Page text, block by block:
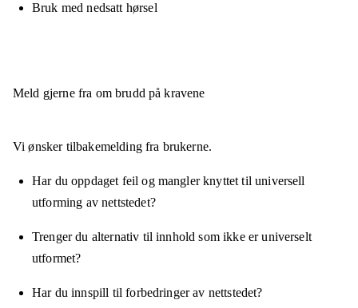
Bruk med nedsatt hørsel
Meld gjerne fra om brudd på kravene
Vi ønsker tilbakemelding fra brukerne.
Har du oppdaget feil og mangler knyttet til universell
utforming av nettstedet?
Trenger du alternativ til innhold som ikke er universelt
utformet?
Har du innspill til forbedringer av nettstedet?